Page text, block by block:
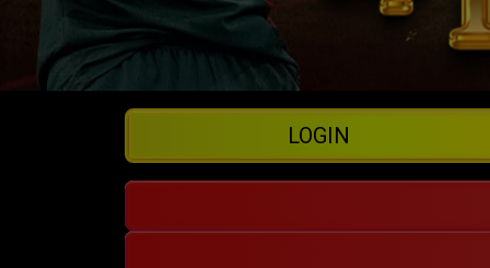
LOGIN